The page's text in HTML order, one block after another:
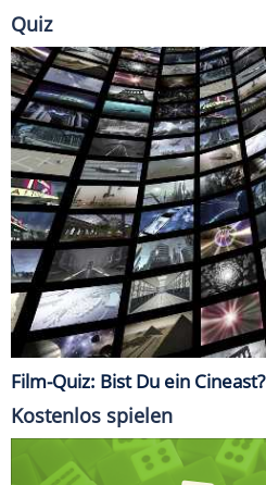
Quiz
Film-Quiz: Bist Du ein Cineast?
Kostenlos spielen